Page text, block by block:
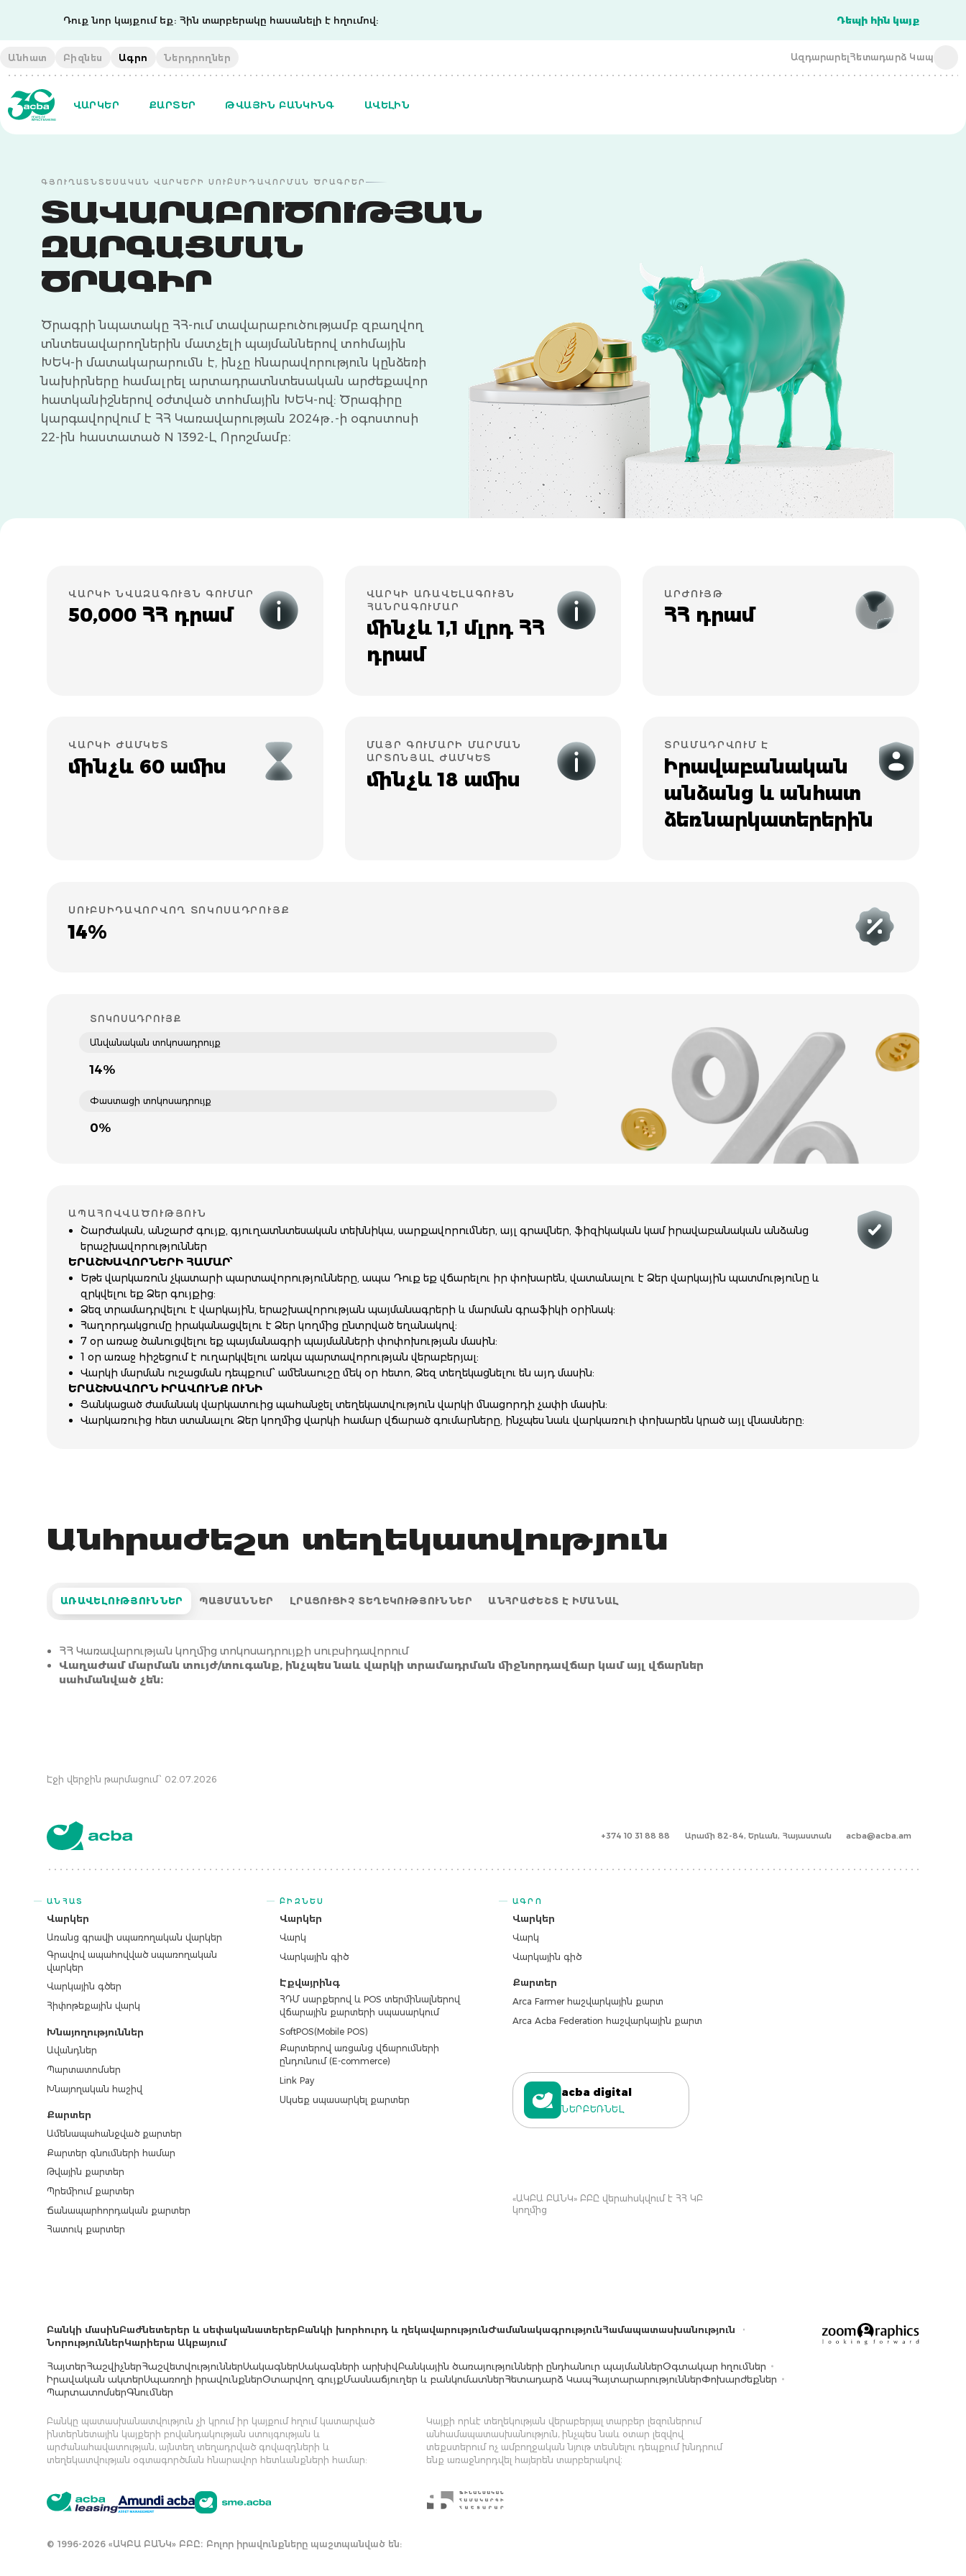
Դուք նոր կայքում եք: Հին տարբերակը հասանելի է հղումով: Դեպի հին կայք
Անհատ Բիզնես Ագրո Ներդրողներ ԱզդարարելՀետադարձ Կապ
ՎԱՐԿԵՐ ՔԱՐՏԵՐ ԹՎԱՅԻՆ ԲԱՆԿԻՆԳ ԱՎԵԼԻՆ
ԳՅՈՒՂԱՏՆՏԵՍԱԿԱՆ ՎԱՐԿԵՐԻ ՍՈՒԲՍԻԴԱՎՈՐՄԱՆ ԾՐԱԳՐԵՐ
ՏԱՎԱՐԱԲՈՒԾՈՒԹՅԱՆ
ԶԱՐԳԱՑՄԱՆ
ԾՐԱԳԻՐ
Ծրագրի նպատակը ՀՀ-ում տավարաբուծությամբ զբաղվող
տնտեսավարողներին մատչելի պայմաններով տոհմային
ԽԵԿ-ի մատակարարումն է, ինչը հնարավորություն կընձեռի
նախիրները համալրել արտադրատնտեսական արժեքավոր
հատկանիշներով օժտված տոհմային ԽԵԿ-ով: Ծրագիրը
կարգավորվում է ՀՀ Կառավարության 2024թ․-ի օգոստոսի
22-ին հաստատած N 1392-Լ Որոշմամբ։
ՎԱՐԿԻ ՆՎԱԶԱԳՈՒՅՆ ԳՈՒՄԱՐ
50,000 ՀՀ դրամ
ՎԱՐԿԻ ԱՌԱՎԵԼԱԳՈՒՅՆ
ՀԱՆՐԱԳՈՒՄԱՐ
մինչև 1,1 մլրդ ՀՀ
դրամ
ԱՐԺՈՒՅԹ
ՀՀ դրամ
ՎԱՐԿԻ ԺԱՄԿԵՏ
մինչև 60 ամիս
ՄԱՅՐ ԳՈՒՄԱՐԻ ՄԱՐՄԱՆ
ԱՐՏՈՆՅԱԼ ԺԱՄԿԵՏ
մինչև 18 ամիս
ՏՐԱՄԱԴՐՎՈՒՄ Է
Իրավաբանական
անձանց և անհատ
ձեռնարկատերերին
ՍՈՒԲՍԻԴԱՎՈՐՎՈՂ ՏՈԿՈՍԱԴՐՈՒՅՔ
14%
ՏՈԿՈՍԱԴՐՈՒՅՔ
Անվանական տոկոսադրույք
14%
Փաստացի տոկոսադրույք
0%
ԱՊԱՀՈՎՎԱԾՈՒԹՅՈՒՆ
Շարժական, անշարժ գույք, գյուղատնտեսական տեխնիկա, սարքավորումներ, այլ գրավներ, ֆիզիկական կամ իրավաբանական անձանց
երաշխավորություններ
ԵՐԱՇԽԱՎՈՐՆԵՐԻ ՀԱՄԱՐ՝
Եթե վարկառուն չկատարի պարտավորությունները, ապա Դուք եք վճարելու իր փոխարեն, վատանալու է Ձեր վարկային պատմությունը և
զրկվելու եք Ձեր գույքից:
Ձեզ տրամադրվելու է վարկային, երաշխավորության պայմանագրերի և մարման գրաֆիկի օրինակ:
Հաղորդակցումը իրականացվելու է Ձեր կողմից ընտրված եղանակով:
7 օր առաջ ծանուցվելու եք պայմանագրի պայմանների փոփոխության մասին:
1 օր առաջ հիշեցում է ուղարկվելու առկա պարտավորության վերաբերյալ:
Վարկի մարման ուշացման դեպքում՝ ամենաուշը մեկ օր հետո, Ձեզ տեղեկացնելու են այդ մասին:
ԵՐԱՇԽԱՎՈՐՆ ԻՐԱՎՈՒՆՔ ՈՒՆԻ
Ցանկացած ժամանակ վարկատուից պահանջել տեղեկատվություն վարկի մնացորդի չափի մասին:
Վարկառուից հետ ստանալու Ձեր կողմից վարկի համար վճարած գումարները, ինչպես նաև վարկառուի փոխարեն կրած այլ վնասները:
Անհրաժեշտ տեղեկատվություն
ԱՌԱՎԵԼՈՒԹՅՈՒՆՆԵՐ ՊԱՅՄԱՆՆԵՐ ԼՐԱՑՈՒՑԻՉ ՏԵՂԵԿՈՒԹՅՈՒՆՆԵՐ ԱՆՀՐԱԺԵՇՏ Է ԻՄԱՆԱԼ
ՀՀ Կառավարության կողմից տոկոսադրույքի սուբսիդավորում
Վաղաժամ մարման տույժ/տուգանք, ինչպես նաև վարկի տրամադրման միջնորդավճար կամ այլ վճարներ
սահմանված չեն։
Էջի վերջին թարմացում՝ 02.07.2026
+374 10 31 88 88 Արամի 82-84, Երևան, Հայաստան acba@acba.am
ԱՆՀԱՏ
Վարկեր
Առանց գրավի սպառողական վարկեր
Գրավով ապահովված սպառողական
վարկեր
Վարկային գծեր
Հիփոթեքային վարկ
Խնայողություններ
Ավանդներ
Պարտատոմսեր
Խնայողական հաշիվ
Քարտեր
Ամենապահանջված քարտեր
Քարտեր գնումների համար
Թվային քարտեր
Պրեմիում քարտեր
Ճանապարհորդական քարտեր
Հատուկ քարտեր
ԲԻԶՆԵՍ
Վարկեր
Վարկ
Վարկային գիծ
Էքվայրինգ
ՀԴՄ սարքերով և POS տերմինալներով
վճարային քարտերի սպասարկում
SoftPOS(Mobile POS)
Քարտերով առցանց վճարումների
ընդունում (E-commerce)
Link Pay
Սկսեք սպասարկել քարտեր
ԱԳՐՈ
Վարկեր
Վարկ
Վարկային գիծ
Քարտեր
Arca Farmer հաշվարկային քարտ
Arca Acba Federation հաշվարկային քարտ
acba digital
ՆԵՐԲԵՌՆԵԼ
«ԱԿԲԱ ԲԱՆԿ» ԲԲԸ վերահսկվում է ՀՀ ԿԲ
կողմից
Բանկի մասինԲաժնետերեր և սեփականատերերԲանկի խորհուրդ և ղեկավարությունԺամանակագրությունՀամապատասխանություն
ՆորություններԿարիերա Ակբայում
ՀայտերՀաշվիչներՀաշվետվություններՍակագներՍակագների արխիվԲանկային ծառայությունների ընդհանուր պայմաններՕգտակար հղումներ
Իրավական ակտերՍպառողի իրավունքներՕտարվող գույքՄասնաճյուղեր և բանկոմատներՀետադարձ ԿապՀայտարարություններՓոխարժեքներ
ՊարտատոմսերԳնումներ
Բանկը պատասխանատվություն չի կրում իր կայքում հղում կատարված
ինտերնետային կայքերի բովանդակության ստույգության և
արժանահավատության, այնտեղ տեղադրված գովազդների և
տեղեկատվության օգտագործման հնարավոր հետևանքների համար:
Կայքի որևէ տեղեկության վերաբերյալ տարբեր լեզուներում
անհամապատասխանություն, ինչպես նաև օտար լեզվով
տեքստերում ոչ ամբողջական նյութ տեսնելու դեպքում խնդրում
ենք առաջնորդվել հայերեն տարբերակով։
© 1996-2026 «ԱԿԲԱ ԲԱՆԿ» ԲԲԸ։ Բոլոր իրավունքները պաշտպանված են: